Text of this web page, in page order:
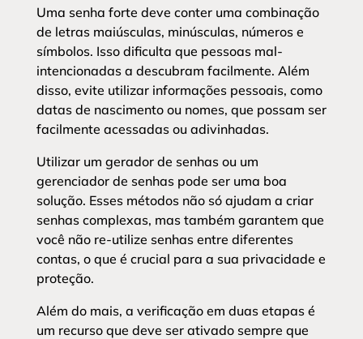
Uma senha forte deve conter uma combinação
de letras maiúsculas, minúsculas, números e
símbolos. Isso dificulta que pessoas mal-
intencionadas a descubram facilmente. Além
disso, evite utilizar informações pessoais, como
datas de nascimento ou nomes, que possam ser
facilmente acessadas ou adivinhadas.
Utilizar um gerador de senhas ou um
gerenciador de senhas pode ser uma boa
solução. Esses métodos não só ajudam a criar
senhas complexas, mas também garantem que
você não re-utilize senhas entre diferentes
contas, o que é crucial para a sua privacidade e
proteção.
Além do mais, a verificação em duas etapas é
um recurso que deve ser ativado sempre que